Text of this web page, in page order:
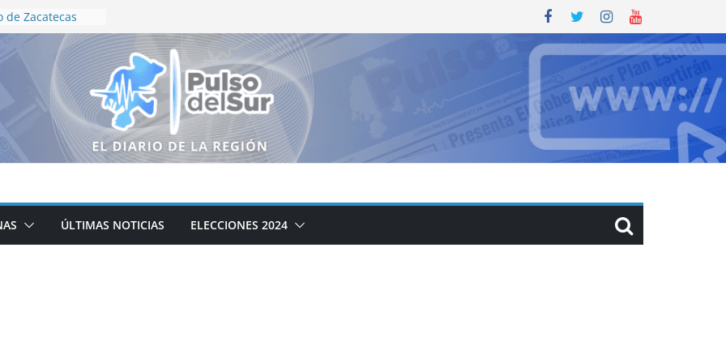
de Zacatecas
conformación
trazan
el campo
Zacatecas
de personas
en
UN
SALUD: ULISESÚLTIMAS NOTICIAS ELECCIONES 2024